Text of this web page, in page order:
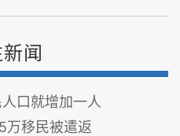
闻
口就增加一人
万移民被遣返